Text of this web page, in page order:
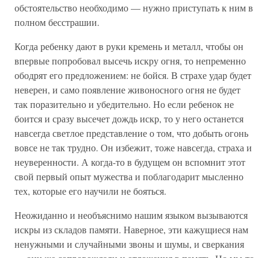
обстоятельство необходимо — нужно приступать к ним в
полном бесстрашии.
Когда ребенку дают в руки кремень и металл, чтобы он
впервые попробовал высечь искру огня, то непременно
ободрят его предложением: не бойся. В страхе удар будет
неверен, и само появление живоносного огня не будет
так поразительно и убедительно. Но если ребенок не
боится и сразу высечет дождь искр, то у него останется
навсегда светлое представление о том, что добыть огонь
вовсе не так трудно. Он избежит, тоже навсегда, страха и
неуверенности. А когда-то в будущем он вспомнит этот
свой первый опыт мужества и поблагодарит мысленно
тех, которые его научили не бояться.
Неожиданно и необъяснимо нашим языком вызываются
искры из складов памяти. Наверное, эти кажущиеся нам
ненужными и случайными звоны и шумы, и сверкания